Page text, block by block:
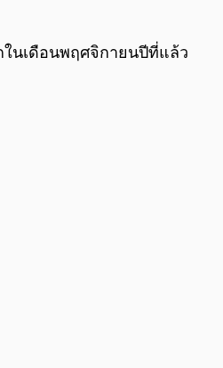
ในเดือนพฤศจิกายนปีที่แล้ว